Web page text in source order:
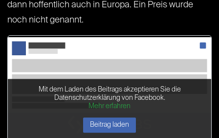
dann hoffentlich auch in Europa. Ein Preis wurde
noch nicht genannt.
Mit dem Laden des Beitrags akzeptieren Sie die
Datenschutzerklärung von Facebook.
Mehr erfahren
Beitrag laden